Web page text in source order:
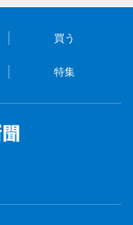
買う
特集